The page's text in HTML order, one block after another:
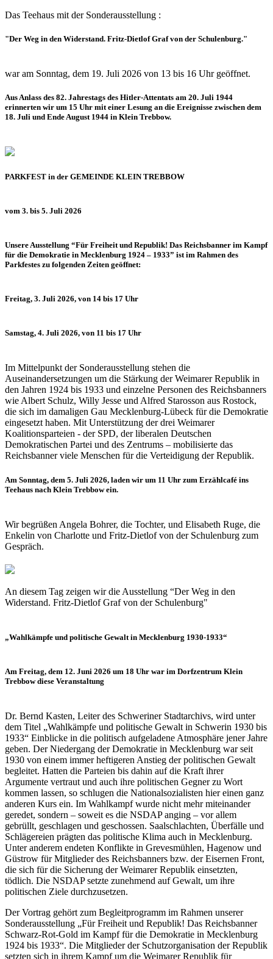
Das Teehaus mit der Sonderausstellung :
"Der Weg in den Widerstand. Fritz-Dietlof Graf von der Schulenburg."
war am Sonntag, dem 19. Juli 2026 von 13 bis 16 Uhr geöffnet.
Aus Anlass des 82. Jahrestags des Hitler-Attentats am 20. Juli 1944
erinnerten wir um 15 Uhr mit einer Lesung an die Ereignisse zwischen dem
18. Juli und Ende August 1944 in Klein Trebbow.
PARKFEST in der GEMEINDE KLEIN TREBBOW
vom 3. bis 5. Juli 2026
Unsere Ausstellung “Für Freiheit und Republik! Das Reichsbanner im Kampf
für die Demokratie in Mecklenburg 1924 – 1933” ist im Rahmen des
Parkfestes zu folgenden Zeiten geöffnet:
Freitag, 3. Juli 2026, von 14 bis 17 Uhr
Samstag, 4. Juli 2026, von 11 bis 17 Uhr
Im Mittelpunkt der Sonderausstellung stehen die
Auseinandersetzungen um die Stärkung der Weimarer Republik in
den Jahren 1924 bis 1933 und einzelne Personen des Reichsbanners
wie Albert Schulz, Willy Jesse und Alfred Starosson aus Rostock,
die sich im damaligen Gau Mecklenburg-Lübeck für die Demokratie
eingesetzt haben. Mit Unterstützung der drei Weimarer
Koalitionsparteien - der SPD, der liberalen Deutschen
Demokratischen Partei und des Zentrums – mobilisierte das
Reichsbanner viele Menschen für die Verteidigung der Republik.
Am Sonntag, dem 5. Juli 2026, laden wir um 11 Uhr zum Erzählcafé ins
Teehaus nach Klein Trebbow ein.
Wir begrüßen Angela Bohrer, die Tochter, und Elisabeth Ruge, die
Enkelin von Charlotte und Fritz-Dietlof von der Schulenburg zum
Gespräch.
An diesem Tag zeigen wir die Ausstellung “Der Weg in den
Widerstand. Fritz-Dietlof Graf von der Schulenburg"
„Wahlkämpfe und politische Gewalt in Mecklenburg 1930-1933“
Am Freitag, dem 12. Juni 2026 um 18 Uhr war im Dorfzentrum Klein
Trebbow diese Veranstaltung
Dr. Bernd Kasten, Leiter des Schweriner Stadtarchivs, wird unter
dem Titel „Wahlkämpfe und politische Gewalt in Schwerin 1930 bis
1933“ Einblicke in die politisch aufgeladene Atmosphäre jener Jahre
geben. Der Niedergang der Demokratie in Mecklenburg war seit
1930 von einem immer heftigeren Anstieg der politischen Gewalt
begleitet. Hatten die Parteien bis dahin auf die Kraft ihrer
Argumente vertraut und auch ihre politischen Gegner zu Wort
kommen lassen, so schlugen die Nationalsozialisten hier einen ganz
anderen Kurs ein. Im Wahlkampf wurde nicht mehr miteinander
geredet, sondern – soweit es die NSDAP anging – vor allem
gebrüllt, geschlagen und geschossen. Saalschlachten, Überfälle und
Schlägereien prägten das politische Klima auch in Mecklenburg.
Unter anderem endeten Konflikte in Grevesmühlen, Hagenow und
Güstrow für Mitglieder des Reichsbanners bzw. der Eisernen Front,
die sich für die Sicherung der Weimarer Republik einsetzten,
tödlich. Die NSDAP setzte zunehmend auf Gewalt, um ihre
politischen Ziele durchzusetzen.
Der Vortrag gehört zum Begleitprogramm im Rahmen unserer
Sonderausstellung „Für Freiheit und Republik! Das Reichsbanner
Schwarz-Rot-Gold im Kampf für die Demokratie in Mecklenburg
1924 bis 1933“. Die Mitglieder der Schutzorganisation der Republik
setzten sich in ihrem Kampf um die Weimarer Republik für